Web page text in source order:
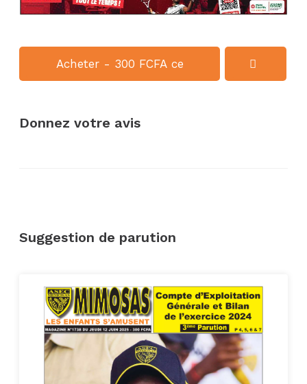
Acheter - 300 FCFA ce
Donnez votre avis
Suggestion de parution